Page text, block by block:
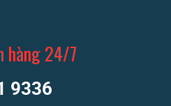
hàng 24/7
9336